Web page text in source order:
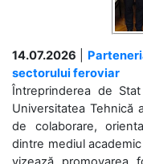
14.07.2026
sectorului feroviar
Întreprinderea de
Universitatea Tehnică
de colaborare,
dintre mediul